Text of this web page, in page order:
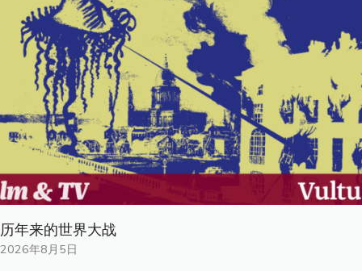
历年来的世界大战
2026年8月5日